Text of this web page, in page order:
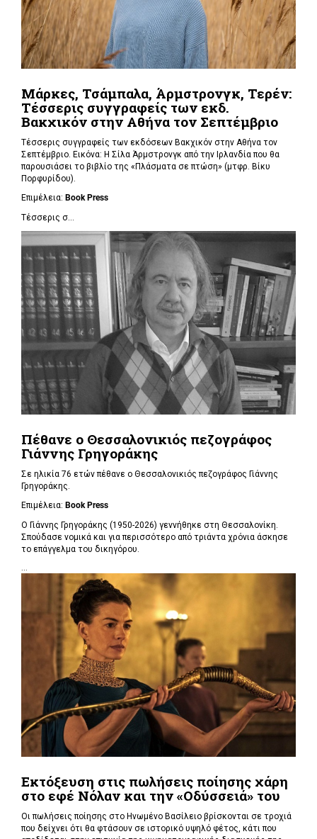
Μάρκες, Τσάμπαλα, Άρμστρονγκ, Τερέν:
Τέσσερις συγγραφείς των εκδ.
Βακχικόν στην Αθήνα τον Σεπτέμβριο
Τέσσερις συγγραφείς των εκδόσεων Βακχικόν στην Αθήνα τον
Σεπτέμβριο. Εικόνα: Η Σίλα Άρμστρονγκ από την Ιρλανδία που θα
παρουσιάσει το βιβλίο της «Πλάσματα σε πτώση» (μτφρ. Βίκυ
Πορφυρίδου).
Επιμέλεια: Book Press
Τέσσερις σ...
Πέθανε ο Θεσσαλονικιός πεζογράφος
Γιάννης Γρηγοράκης
Σε ηλικία 76 ετών πέθανε ο Θεσσαλονικιός πεζογράφος Γιάννης
Γρηγοράκης.
Επιμέλεια: Book Press
Ο Γιάννης Γρηγοράκης (1950-2026) γεννήθηκε στη Θεσσαλονίκη.
Σπούδασε νομικά και για περισσότερο από τριάντα χρόνια άσκησε
το επάγγελμα του δικηγόρου.
...
Εκτόξευση στις πωλήσεις ποίησης χάρη
στο εφέ Νόλαν και την «Οδύσσειά» του
Οι πωλήσεις ποίησης στο Ηνωμένο Βασίλειο βρίσκονται σε τροχιά
που δείχνει ότι θα φτάσουν σε ιστορικό υψηλό φέτος, κάτι που